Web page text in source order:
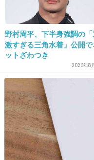
24. 匿名2019/05/01(水) 14:13:17
元カレにしばらく
付き合ってたとき
ビリビリに破いて
私の自転車のかご
しいと言っていた
たり、職場に無言
り。
あの頃は毎日死に
野村周平、下半身強調の「
激すぎる三角水着」公開で
ットざわつき
2026年8